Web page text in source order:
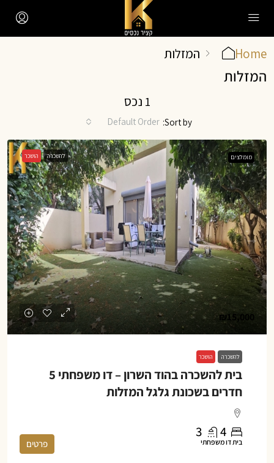
Home המזלות
המזלות
1 נכס
Sort by:
Default Order
מומלצים להשכרה הושכר
₪15,000
להשכרה הושכר
בית להשכרה בהוד השרון – דו משפחתי 5
חדרים בשכונת גלגל המזלות
4
3
בית דו משפחתי פרטים